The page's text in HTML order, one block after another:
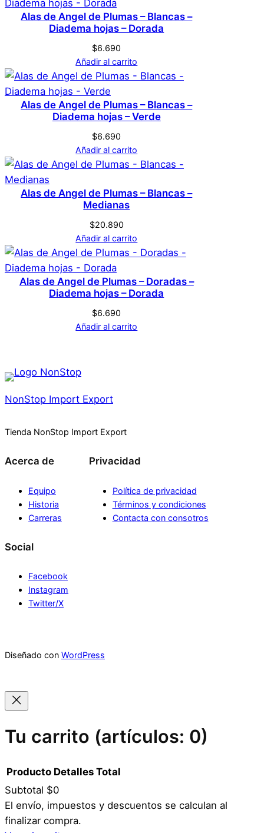
No hay valoraciones aún. Solo los usuarios
registrados que hayan comprado este
producto pueden hacer una valoración.
Alas de Angel de Plumas – Blancas –
Diadema hojas – Dorada
$6.690
Añadir al carrito
Alas de Angel de Plumas – Blancas –
Diadema hojas – Verde
$6.690
Añadir al carrito
Alas de Angel de Plumas – Blancas –
Medianas
$20.890
Añadir al carrito
Alas de Angel de Plumas – Doradas –
Diadema hojas – Dorada
$6.690
Añadir al carrito
NonStop Import Export
Tienda NonStop Import Export
Acerca de
Equipo
Historia
Carreras
Privacidad
Política de privacidad
Términos y condiciones
Contacta con consotros
Social
Facebook
Instagram
Twitter/X
Diseñado con WordPress
Tu carrito (artículos: 0)
Productos
del
Producto Detalles Total
Subtotal $0
El envío, impuestos y descuentos se calculan al
finalizar compra.